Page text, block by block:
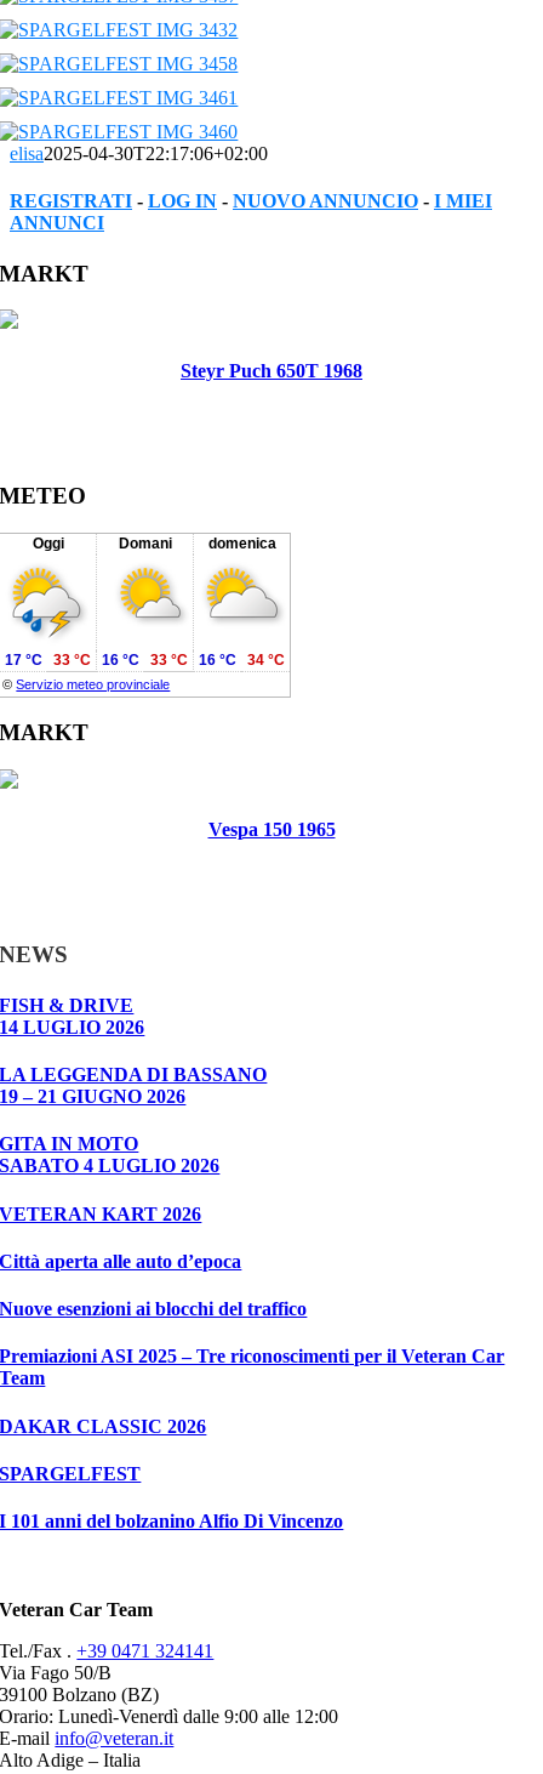
elisa2025-04-30T22:17:06+02:00
REGISTRATI - LOG IN - NUOVO ANNUNCIO - I MIEI
ANNUNCI
Facebook
Twitter
Reddit
LinkedIn
WhatsApp
Tumblr
Pinterest
Vk
Xing
Email
MARKT
Steyr Puch 650T 1968
METEO
Oggi Domani domenica
©Servizio meteo provinciale
17 °C 33 °C 16 °C 33 °C 16 °C 34 °C
MARKT
Vespa 150 1965
NEWS
FISH & DRIVE
14 LUGLIO 2026
LA LEGGENDA DI BASSANO
19 – 21 GIUGNO 2026
GITA IN MOTO
SABATO 4 LUGLIO 2026
VETERAN KART 2026
Città aperta alle auto d’epoca
Nuove esenzioni ai blocchi del traffico
Premiazioni ASI 2025 – Tre riconoscimenti per il Veteran Car
Team
DAKAR CLASSIC 2026
SPARGELFEST
I 101 anni del bolzanino Alfio Di Vincenzo
Veteran Car Team
Tel./Fax .+39 0471 324141
Via Fago 50/B
39100 Bolzano (BZ)
Orario: Lunedì-Venerdì dalle 9:00 alle 12:00
E-mailinfo@veteran.it
Alto Adige – Italia